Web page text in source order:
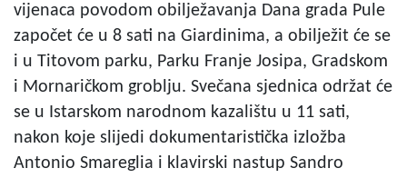
vijenaca povodom obilježavanja Dana grada Pule
započet će u 8 sati na Giardinima, a obilježit će se
i u Titovom parku, Parku Franje Josipa, Gradskom
i Mornaričkom groblju. Svečana sjednica održat će
se u Istarskom narodnom kazalištu u 11 sati,
nakon koje slijedi dokumentaristička izložba
Antonio Smareglia i klavirski nastup Sandro